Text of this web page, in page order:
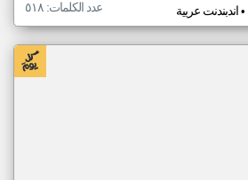
اندبندنت عربية• عدد الكلمات: ٥١٨